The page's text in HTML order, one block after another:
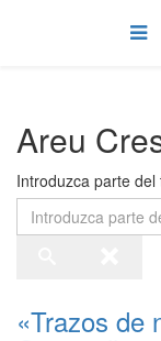
Areu
Introduzca parte del
«Trazos de